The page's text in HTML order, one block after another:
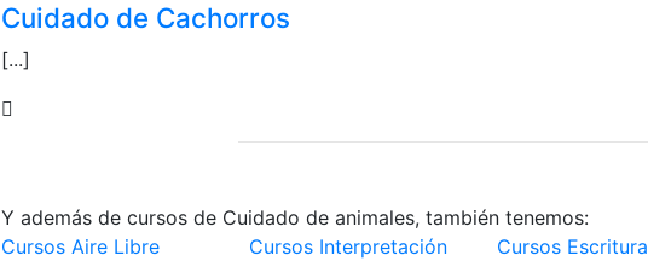
Cuidado de Cachorros
[...]
Y además de cursos de Cuidado de animales, también tenemos:
Cursos Aire Libre
Cursos Interpretación Cursos Escritura